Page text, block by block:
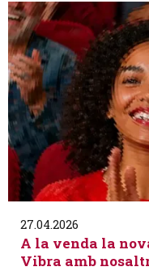
27.04.2026
A la venda la
Vibra amb